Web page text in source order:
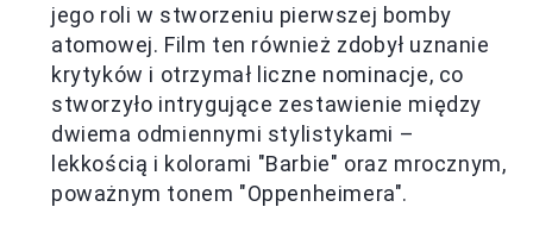
jego roli w stworzeniu pierwszej bomby
atomowej. Film ten również zdobył uznanie
krytyków i otrzymał liczne nominacje, co
stworzyło intrygujące zestawienie między
dwiema odmiennymi stylistykami –
lekkością i kolorami "Barbie" oraz mrocznym,
poważnym tonem "Oppenheimera".